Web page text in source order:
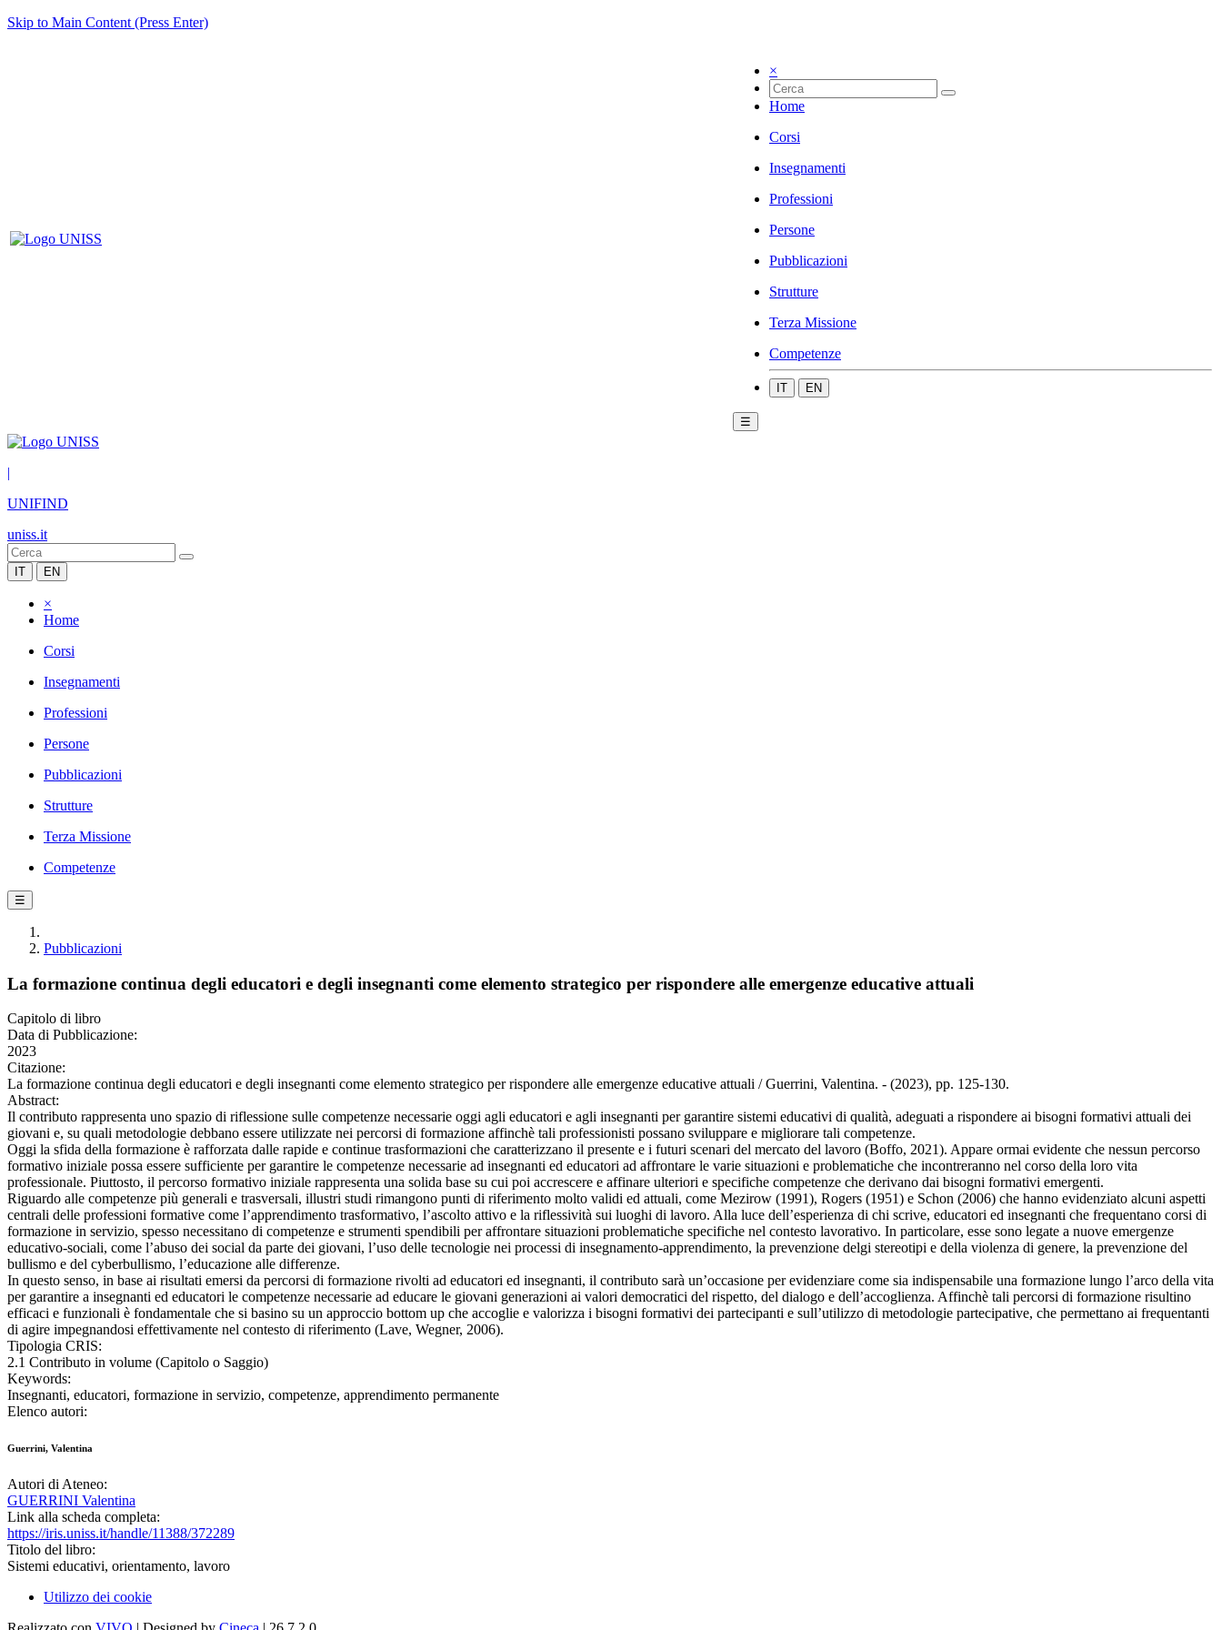
Skip to Main Content (Press Enter)
×
Home
Corsi
Insegnamenti
Professioni
Persone
Pubblicazioni
Strutture
Terza Missione
Competenze
IT EN
☰
|
UNIFIND
uniss.it
IT EN
×
Home
Corsi
Insegnamenti
Professioni
Persone
Pubblicazioni
Strutture
Terza Missione
Competenze
☰
Pubblicazioni
La formazione continua degli educatori e degli insegnanti come elemento strategico per rispondere alle emergenze educative attuali
Capitolo di libro
Data di Pubblicazione:
2023
Citazione:
La formazione continua degli educatori e degli insegnanti come elemento strategico per rispondere alle emergenze educative attuali / Guerrini, Valentina. - (2023), pp. 125-130.
Abstract:
Il contributo rappresenta uno spazio di riflessione sulle competenze necessarie oggi agli educatori e agli insegnanti per garantire sistemi educativi di qualità, adeguati a rispondere ai bisogni formativi attuali dei
giovani e, su quali metodologie debbano essere utilizzate nei percorsi di formazione affinchè tali professionisti possano sviluppare e migliorare tali competenze.
Oggi la sfida della formazione è rafforzata dalle rapide e continue trasformazioni che caratterizzano il presente e i futuri scenari del mercato del lavoro (Boffo, 2021). Appare ormai evidente che nessun percorso
formativo iniziale possa essere sufficiente per garantire le competenze necessarie ad insegnanti ed educatori ad affrontare le varie situazioni e problematiche che incontreranno nel corso della loro vita
professionale. Piuttosto, il percorso formativo iniziale rappresenta una solida base su cui poi accrescere e affinare ulteriori e specifiche competenze che derivano dai bisogni formativi emergenti.
Riguardo alle competenze più generali e trasversali, illustri studi rimangono punti di riferimento molto validi ed attuali, come Mezirow (1991), Rogers (1951) e Schon (2006) che hanno evidenziato alcuni aspetti
centrali delle professioni formative come l’apprendimento trasformativo, l’ascolto attivo e la riflessività sui luoghi di lavoro. Alla luce dell’esperienza di chi scrive, educatori ed insegnanti che frequentano corsi di
formazione in servizio, spesso necessitano di competenze e strumenti spendibili per affrontare situazioni problematiche specifiche nel contesto lavorativo. In particolare, esse sono legate a nuove emergenze
educativo-sociali, come l’abuso dei social da parte dei giovani, l’uso delle tecnologie nei processi di insegnamento-apprendimento, la prevenzione delgi stereotipi e della violenza di genere, la prevenzione del
bullismo e del cyberbullismo, l’educazione alle differenze.
In questo senso, in base ai risultati emersi da percorsi di formazione rivolti ad educatori ed insegnanti, il contributo sarà un’occasione per evidenziare come sia indispensabile una formazione lungo l’arco della vita
per garantire a insegnanti ed educatori le competenze necessarie ad educare le giovani generazioni ai valori democratici del rispetto, del dialogo e dell’accoglienza. Affinchè tali percorsi di formazione risultino
efficaci e funzionali è fondamentale che si basino su un approccio bottom up che accoglie e valorizza i bisogni formativi dei partecipanti e sull’utilizzo di metodologie partecipative, che permettano ai frequentanti
di agire impegnandosi effettivamente nel contesto di riferimento (Lave, Wegner, 2006).
Tipologia CRIS:
2.1 Contributo in volume (Capitolo o Saggio)
Keywords:
Insegnanti, educatori, formazione in servizio, competenze, apprendimento permanente
Elenco autori:
Guerrini, Valentina
Autori di Ateneo:
GUERRINI Valentina
Link alla scheda completa:
https://iris.uniss.it/handle/11388/372289
Titolo del libro:
Sistemi educativi, orientamento, lavoro
Utilizzo dei cookie